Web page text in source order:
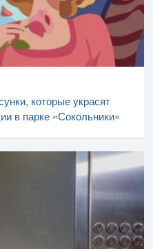
которые украсят
в парке «Сокольники»